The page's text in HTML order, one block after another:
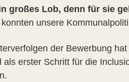
großes Lob, denn für sie
unsere
der Bewerbung
als erster Schritt für die